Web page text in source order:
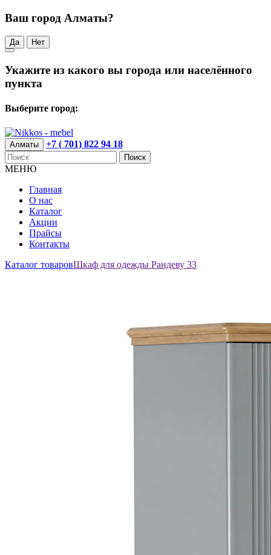
Ваш город Алматы?
Да Нет
Укажите из какого вы города или населённого
пункта
Выберите город:
Алматы +7 ( 701) 822 94 18
Поиск
МЕНЮ
Главная
О нас
Каталог
Акции
Прайсы
Контакты
Каталог товаровШкаф для одежды Рандеву 33